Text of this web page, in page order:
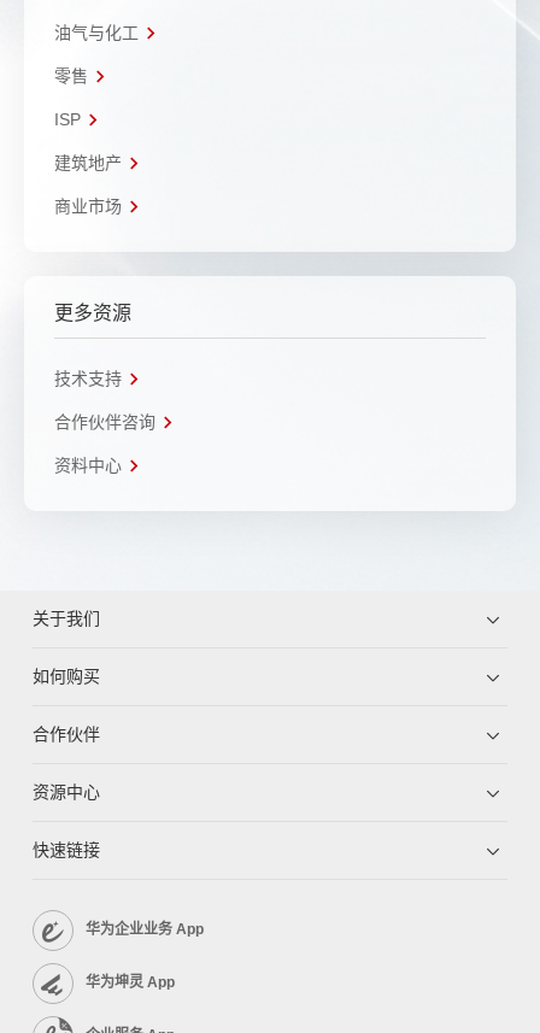
油气与化工
零售
ISP
建筑地产
商业市场
更多资源
技术支持
合作伙伴咨询
资料中心
关于我们
如何购买
合作伙伴
资源中心
快速链接
华为企业业务 App
华为坤灵 App